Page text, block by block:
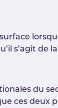
s’agit de
du
ces deux